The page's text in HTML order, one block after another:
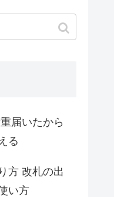
届いたから
る
方 改札の出
い方